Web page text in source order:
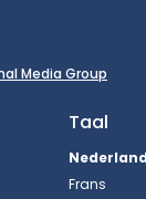
Media Group
Taal
Frans